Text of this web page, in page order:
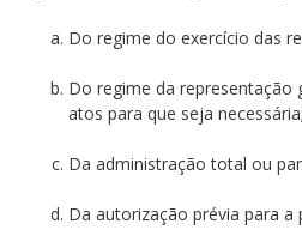
Do regime do exercício das
Do regime da representação
atos para que seja necessária;
Da administração total ou
Da autorização prévia para